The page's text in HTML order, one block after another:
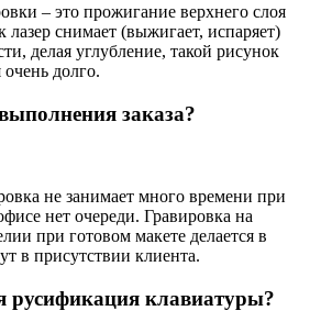
– это прожигание верхнего слоя
лазер снимает (выжигает, испаряет)
делая углубление, такой рисунок
очень долго.
заказа?
не занимает много времени при
нет очереди. Гравировка на
при готовом макете делается в
в присутствии клиента.
русификация клавиатуры?